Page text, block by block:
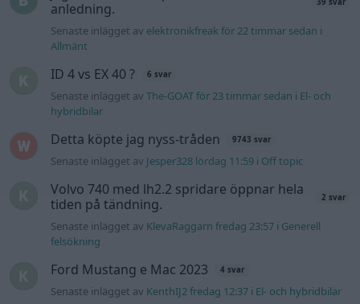
anledning.
Senaste inlägget av elektronikfreak för 22 timmar sedan i
Allmänt
ID 4 vs EX 40 ? 6 svar
Senaste inlägget avThe-GOAT för 23 timmar sedan i El- och
hybridbilar
Detta köpte jag nyss-tråden 9743 svar
Senaste inlägget av Jesper328 lördag 11:59 i Off topic
Volvo 740 med lh2.2 spridare öppnar hela
tiden på tändning.
2 svar
Senaste inlägget av KlevaRaggarn fredag 23:57 i Generell
felsökning
Ford Mustang e Mac 2023 4 svar
Senaste inlägget av KenthIJ2 fredag 12:37 i El- och hybridbilar